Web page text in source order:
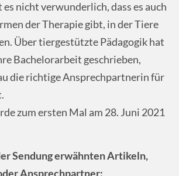
nicht verwunderlich, dass es auch
der Therapie gibt, in der Tiere
Über tiergestützte Pädagogik hat
Bachelorarbeit geschrieben,
die richtige Ansprechpartnerin für
zum ersten Mal am 28. Juni 2021
Sendung erwähnten Artikeln,
Ansprechpartner: